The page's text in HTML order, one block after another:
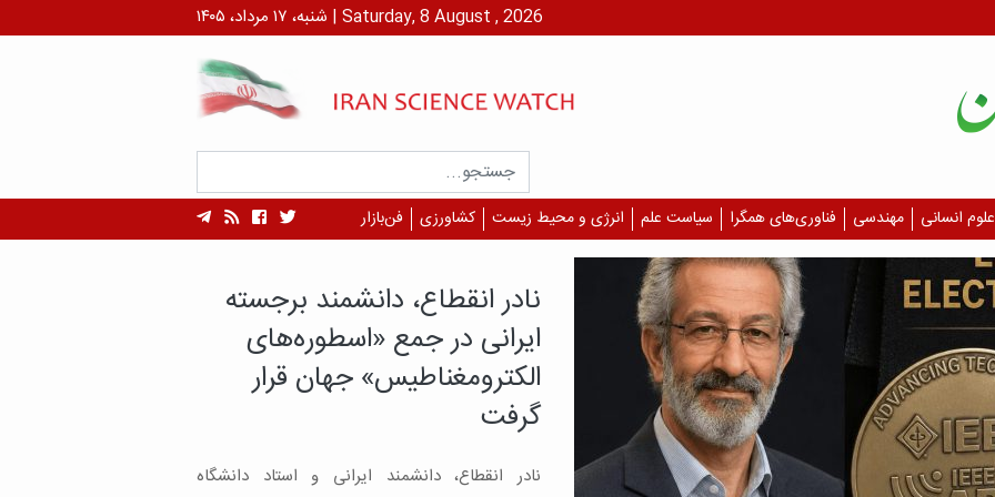
شنبه، ۱۷ مرداد، ۱۴۰۵ | Saturday, 8 August , 2026
علوم انسانی مهندسی فناوری‌های همگرا سیاست علم انرژی و محیط زیست کشاورزی فن‌بازار
با تلاش محققان ایرانی محقق شد
طراحی داروهای هدفمندتر با
شناسایی نقاط داغ مولکولی
پژوهشگران دانشگاه علوم پزشكي تهران طی
Reports منتشر شده به یافته‌ای رسیده اند که